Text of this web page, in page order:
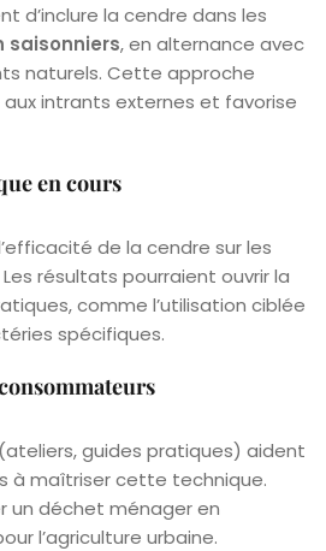
d’inclure la cendre dans les
saisonniers, en alternance avec
naturels. Cette approche
intrants externes et favorise
en cours
de la cendre sur les
Les résultats pourraient ouvrir la
comme l’utilisation ciblée
spécifiques.
guides pratiques) aident
à maîtriser cette technique.
un déchet ménager en
l’agriculture urbaine.